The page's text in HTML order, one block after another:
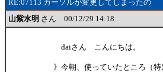
RE:07113 カーソルが変更してしまったの
山紫水明 さん 00/12/29 14:18
daiさん こんにちは。
》今朝、使っていたところ（